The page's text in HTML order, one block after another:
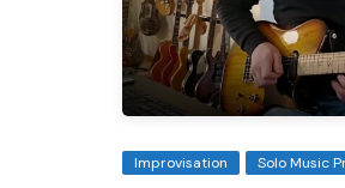
Improvisation Solo Music